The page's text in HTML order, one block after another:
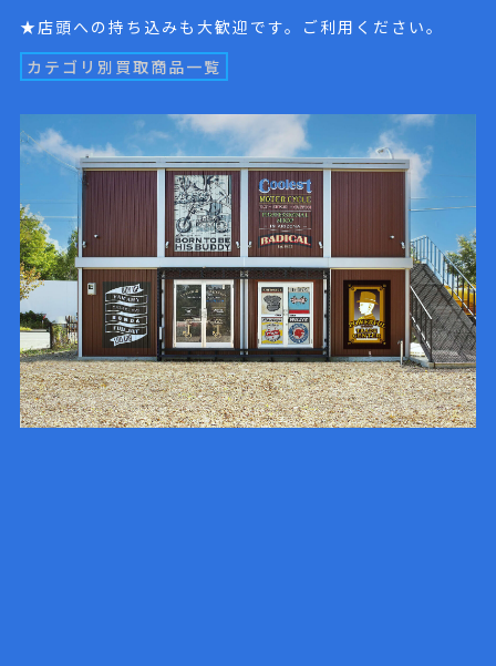
★店頭への持ち込みも大歓迎です。ご利用ください。
カテゴリ別買取商品一覧